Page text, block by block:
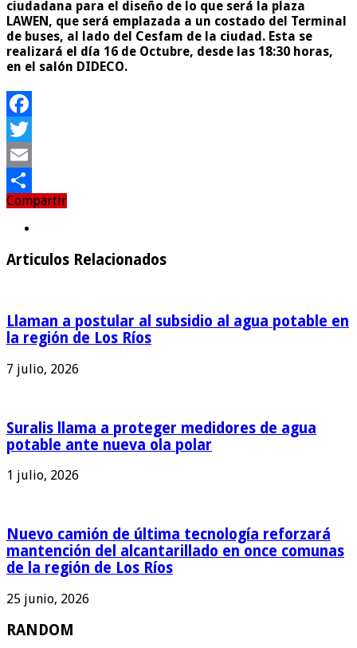
ciudadana para el diseño de lo que será la plaza
LAWEN, que será emplazada a un costado del Terminal
de buses, al lado del Cesfam de la ciudad. Esta se
realizará el día 16 de Octubre, desde las 18:30 horas,
en el salón DIDECO.
Facebook
Twitter
Email
Compartir
Compartir
Articulos Relacionados
Llaman a postular al subsidio al agua potable en
la región de Los Ríos
7 julio, 2026
Suralis llama a proteger medidores de agua
potable ante nueva ola polar
1 julio, 2026
Nuevo camión de última tecnología reforzará
mantención del alcantarillado en once comunas
de la región de Los Ríos
25 junio, 2026
RANDOM